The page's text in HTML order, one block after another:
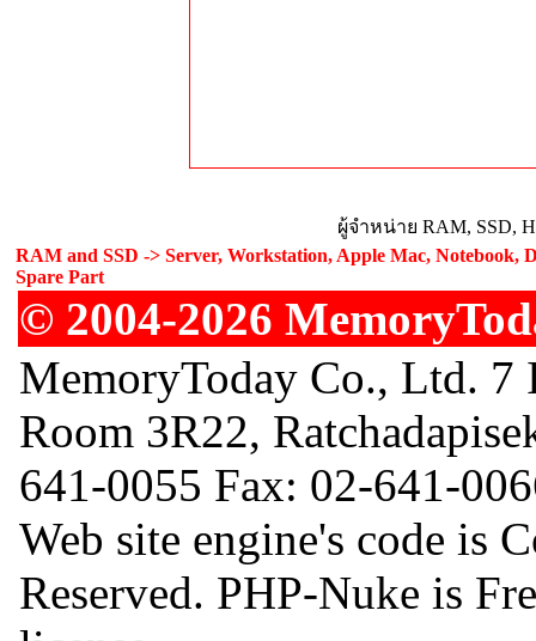
ผู้จำหน่าย RAM, SSD,
RAM and SSD -> Server, Workstation, Apple Mac, Notebook,
Spare Part
© 2004-2026
MemoryToday Co., Ltd.
Room 3R22,
641-0055 Fax: 02-641-
Web site engine's code is
Reserved. PHP-Nuke is